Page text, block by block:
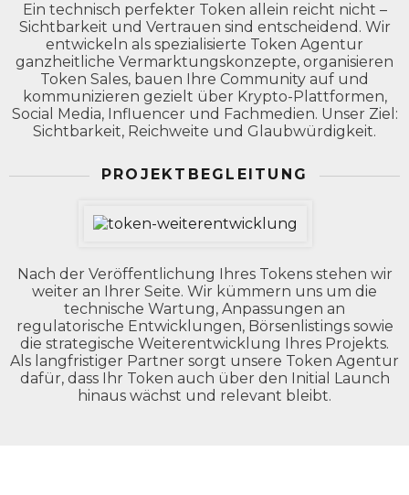
Ein technisch perfekter Token allein reicht nicht –
Sichtbarkeit und Vertrauen sind entscheidend. Wir
entwickeln als spezialisierte Token Agentur
ganzheitliche Vermarktungskonzepte, organisieren
Token Sales, bauen Ihre Community auf und
kommunizieren gezielt über Krypto-Plattformen,
Social Media, Influencer und Fachmedien. Unser Ziel:
Sichtbarkeit, Reichweite und Glaubwürdigkeit.
PROJEKTBEGLEITUNG
Nach der Veröffentlichung Ihres Tokens stehen wir
weiter an Ihrer Seite. Wir kümmern uns um die
technische Wartung, Anpassungen an
regulatorische Entwicklungen, Börsenlistings sowie
die strategische Weiterentwicklung Ihres Projekts.
Als langfristiger Partner sorgt unsere Token Agentur
dafür, dass Ihr Token auch über den Initial Launch
hinaus wächst und relevant bleibt.